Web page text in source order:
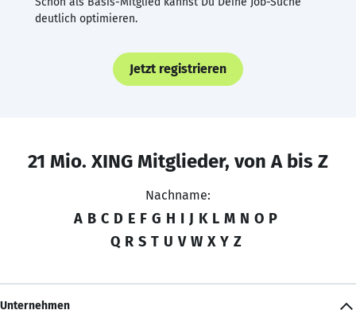
deutlich optimieren.
Jetzt registrieren
21 Mio. XING Mitglieder, von A bis Z
Nachname:
A B C D E F G H I J K L M N O P
Q R S T U V W X Y Z
Unternehmen